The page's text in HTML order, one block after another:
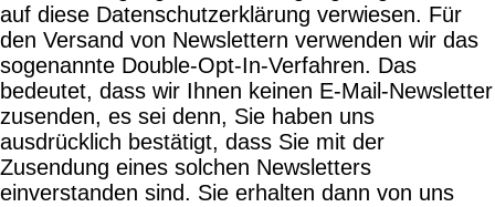
auf diese Datenschutzerklärung verwiesen. Für
den Versand von Newslettern verwenden wir das
sogenannte Double-Opt-In-Verfahren. Das
bedeutet, dass wir Ihnen keinen E-Mail-Newsletter
zusenden, es sei denn, Sie haben uns
ausdrücklich bestätigt, dass Sie mit der
Zusendung eines solchen Newsletters
einverstanden sind. Sie erhalten dann von uns